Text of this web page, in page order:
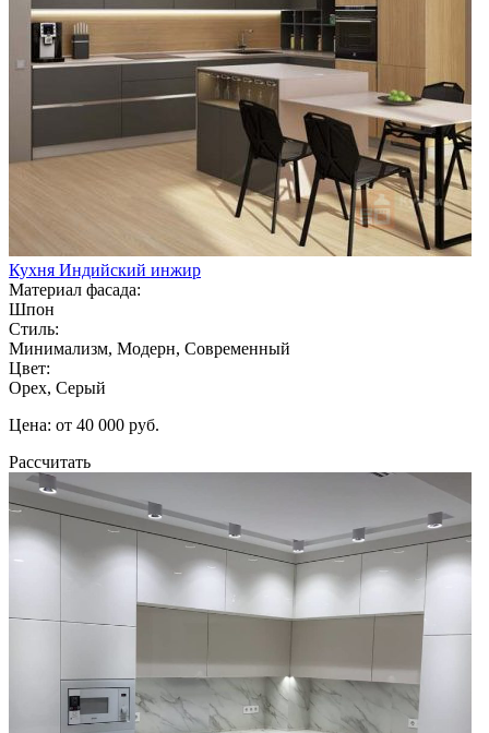
Кухня Индийский инжир
Материал фасада:
Шпон
Стиль:
Минимализм, Модерн, Современный
Цвет:
Орех, Серый
Цена: от 40 000 руб.
Рассчитать